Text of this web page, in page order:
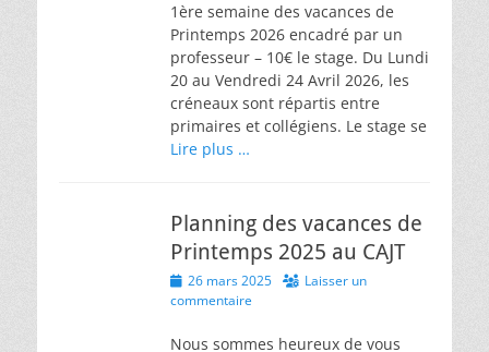
1ère semaine des vacances de
Printemps 2026 encadré par un
professeur – 10€ le stage. Du Lundi
20 au Vendredi 24 Avril 2026, les
créneaux sont répartis entre
primaires et collégiens. Le stage se
Lire plus …
Planning des vacances de
Printemps 2025 au CAJT
Posted
on
26 mars 2025
Laisser un
commentaire
Nous sommes heureux de vous